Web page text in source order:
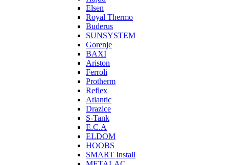
Elsen
Royal Thermo
Buderus
SUNSYSTEM
Gorenje
BAXI
Ariston
Ferroli
Protherm
Reflex
Atlantic
Drazice
S-Tank
E.C.A
ELDOM
HOOBS
SMART Install